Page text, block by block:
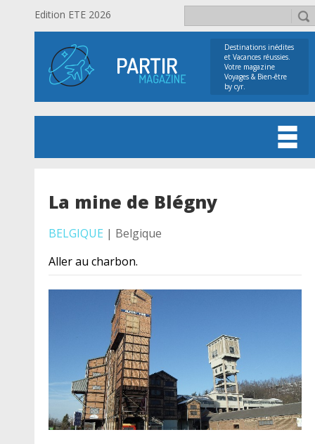
Edition ETE 2026
Destinations inédites
et Vacances réussies.
Votre magazine
Voyages & Bien-être
by cyr.
La mine de Blégny
BELGIQUE | Belgique
Aller au charbon.